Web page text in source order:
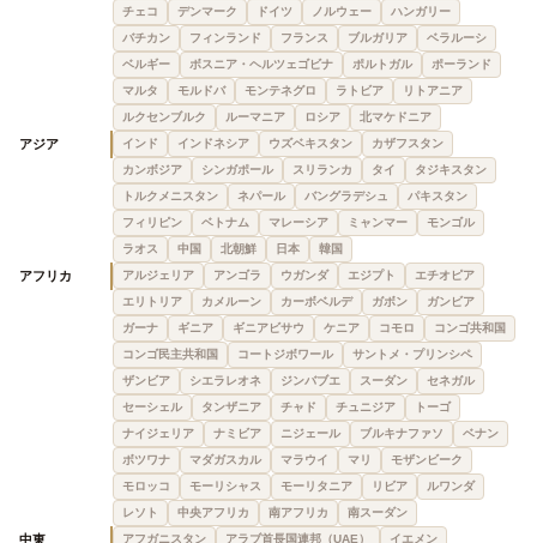
チェコ
デンマーク ドイツ ノルウェー
ハンガリー
バチカン
フィンランド フランス ブルガリア
ベラルーシ
ベルギー
ボスニア・ヘルツェゴビナ ポルトガル
ポーランド
マルタ
モルドバ モンテネグロ ラトビア
リトアニア
ルクセンブルク
ルーマニア ロシア 北マケドニア
アジア インド インドネシア ウズベキスタン
カザフスタン
カンボジア
シンガポール スリランカ タイ
タジキスタン
トルクメニスタン
ネパール バングラデシュ
パキスタン
フィリピン
ベトナム マレーシア ミャンマー
モンゴル
ラオス
中国 北朝鮮 日本 韓国
アフリカ アルジェリア アンゴラ ウガンダ エジプト
エチオピア
エリトリア
カメルーン カーボベルデ ガボン
ガンビア
ガーナ
ギニア ギニアビサウ ケニア コモロ
コンゴ共和国
コンゴ民主共和国
コートジボワール
サントメ・プリンシペ
ザンビア
シエラレオネ ジンバブエ スーダン
セネガル
セーシェル
タンザニア チャド チュニジア
トーゴ
ナイジェリア
ナミビア ニジェール ブルキナファソ
ベナン
ボツワナ
マダガスカル マラウイ マリ
モザンビーク
モロッコ
モーリシャス モーリタニア リビア
ルワンダ
レソト
中央アフリカ 南アフリカ 南スーダン
中東 アフガニスタン アラブ首長国連邦（UAE） イエメン